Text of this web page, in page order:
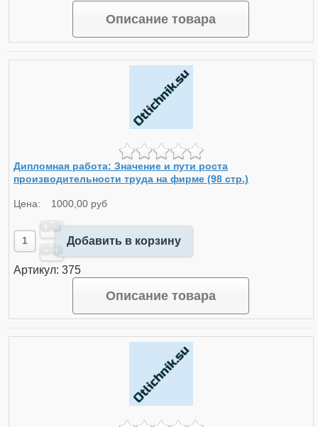
Описание товара
Дипломная работа: Значение и пути роста
производительности труда на фирме (98 стр.)
Цена: 1000,00 руб
Добавить в корзину
Артикул: 375
Описание товара